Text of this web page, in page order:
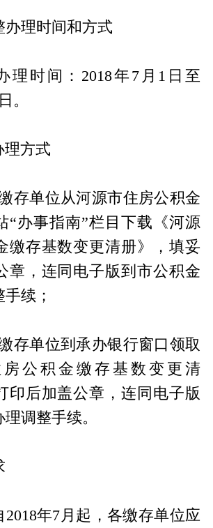
办理时间和方式
理时间：2018年7月1日至
。
理方式
存单位从河源市住房公积金
“办事指南”栏目下载《河源
缴存基数变更清册》，填妥
章，连同电子版到市公积金
续；
存单位到承办银行窗口领取
公积金缴存基数变更清
印后加盖公章，连同电子版
调整手续。
2018年7月起，各缴存单位应